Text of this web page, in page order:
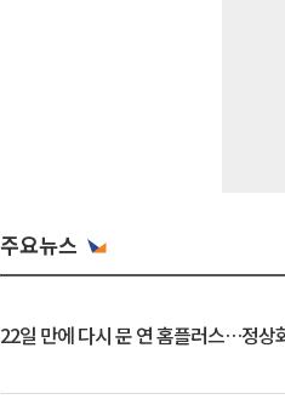
주요뉴스
22일 만에 다시 문 연 홈플러스…정상